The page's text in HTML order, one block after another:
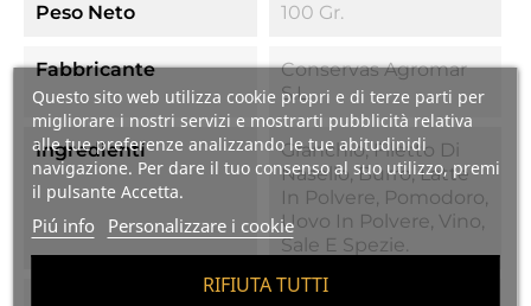
Questo sito web utilizza cookie propri e di terze parti per
migliorare i nostri servizi e mostrarti pubblicità relativa
alle tue preferenze analizzando le tue abitudinidi
navigazione. Per dare il tuo consenso al suo utilizzo, premi
il pulsante Accetta.
Piú info Personalizzare i cookie
RIFIUTA TUTTI
Peso Neto 100 Gr.
Fabbricante
Conservas Agromar
S.L.
Ingredienti
Granchio, Filetto Di
Nasello, Burro, Latte
In Polvere, Pomodoro,
Uovo In Polvere, Vino,
Sale E Spezie.